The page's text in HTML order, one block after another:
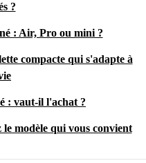
?
: Air, Pro ou mini ?
compacte qui s'adapte à
: vaut-il l'achat ?
modèle qui vous convient